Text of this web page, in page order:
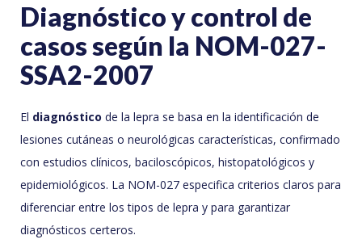
Diagnóstico y control de
casos según la NOM-027-
SSA2-2007
El diagnóstico de la lepra se basa en la identificación de
lesiones cutáneas o neurológicas características, confirmado
con estudios clínicos, baciloscópicos, histopatológicos y
epidemiológicos. La NOM-027 especifica criterios claros para
diferenciar entre los tipos de lepra y para garantizar
diagnósticos certeros.